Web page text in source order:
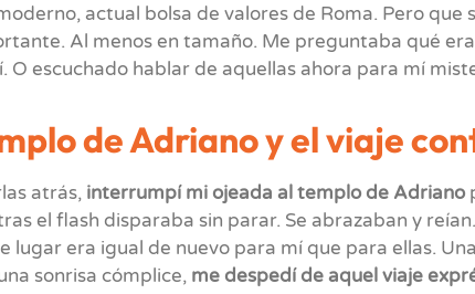
actual bolsa de valores de Roma. Pero
Al menos en tamaño. Me preguntaba qué
O escuchado hablar de aquellas ahora para mí
de Adriano y el viaje
atrás, interrumpí mi ojeada al templo de Adriano
el flash disparaba sin parar. Se abrazaban y
lugar era igual de nuevo para mí que para ellas.
sonrisa cómplice, me despedí de aquel viaje